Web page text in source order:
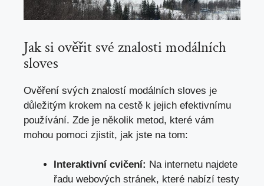
Jak si​ ověřit své znalosti modálních
sloves
Ověření svých znalostí modálních‍ sloves je ​
důležitým krokem na cestě ⁣k jejich efektivnímu
používání. Zde je ⁤několik ⁣metod, které vám
mohou ⁣pomoci zjistit, jak jste na tom:
Interaktivní cvičení: Na ⁣internetu najdete
‌řadu ‍webových stránek, které nabízí testy